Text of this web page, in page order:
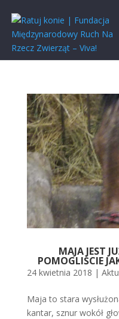
MAJA JEST
POMOGLIŚCIE
24 kwietnia 2018 |
Maja to stara
kantar, sznur wokół